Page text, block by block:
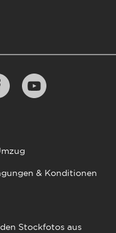
Stockfotos aus
& Konditionen